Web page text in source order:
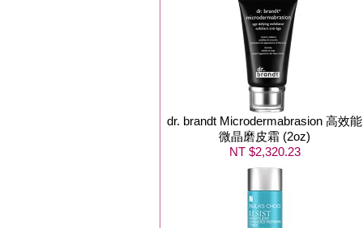
dr. brandt Microdermabrasion 高效能
微晶磨皮霜 (2oz)
NT $2,320.23